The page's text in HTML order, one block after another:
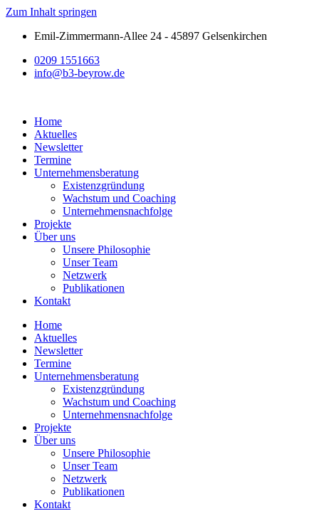
Zum Inhalt springen
Emil-Zimmermann-Allee 24 - 45897 Gelsenkirchen
0209 1551663
info@b3-beyrow.de
Home
Aktuelles
Newsletter
Termine
Unternehmensberatung
Existenzgründung
Wachstum und Coaching
Unternehmensnachfolge
Projekte
Über uns
Unsere Philosophie
Unser Team
Netzwerk
Publikationen
Kontakt
Home
Aktuelles
Newsletter
Termine
Unternehmensberatung
Existenzgründung
Wachstum und Coaching
Unternehmensnachfolge
Projekte
Über uns
Unsere Philosophie
Unser Team
Netzwerk
Publikationen
Kontakt